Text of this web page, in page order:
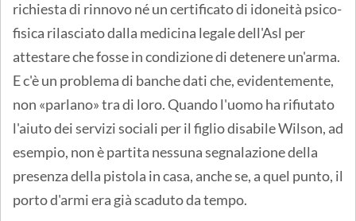
richiesta di rinnovo né un certificato di idoneità psico-
fisica rilasciato dalla medicina legale dell'Asl per
attestare che fosse in condizione di detenere un'arma.
E c'è un problema di banche dati che, evidentemente,
non «parlano» tra di loro. Quando l'uomo ha rifiutato
l'aiuto dei servizi sociali per il figlio disabile Wilson, ad
esempio, non è partita nessuna segnalazione della
presenza della pistola in casa, anche se, a quel punto, il
porto d'armi era già scaduto da tempo.